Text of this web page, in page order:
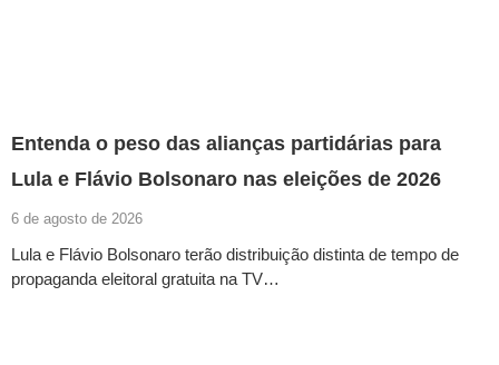
Entenda o peso das alianças partidárias para
Lula e Flávio Bolsonaro nas eleições de 2026
6 de agosto de 2026
Lula e Flávio Bolsonaro terão distribuição distinta de tempo de
propaganda eleitoral gratuita na TV…